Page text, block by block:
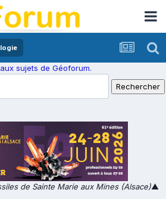
sujets de Géoforum.
de Sainte Marie aux Mines (Alsace)▲